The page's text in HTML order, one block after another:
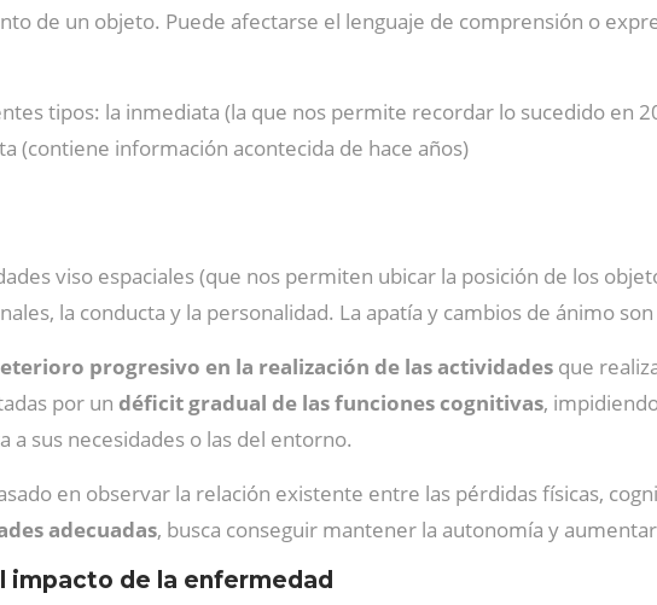
de un objeto. Puede afectarse el lenguaje de comprensión o
tipos: la inmediata (la que nos permite recordar lo sucedido en
(contiene información acontecida de hace años)
viso espaciales (que nos permiten ubicar la posición de los
la conducta y la personalidad. La apatía y cambios de ánimo
progresivo en la realización de las actividades que
por un déficit gradual de las funciones cognitivas,
sus necesidades o las del entorno.
en observar la relación existente entre las pérdidas físicas,
adecuadas, busca conseguir mantener la autonomía y
impacto de la enfermedad